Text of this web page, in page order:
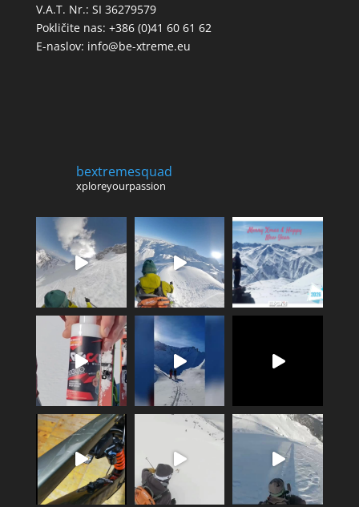
V.A.T. Nr.: SI 36279579
Pokličite nas: +386 (0)41 60 61 62
E-naslov: info@be-xtreme.eu
bextremesquad
xploreyourpassion